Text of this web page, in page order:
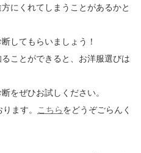
にくれてしまうことがあるかと
してもらいましょう！
ことができると、お洋服選びは
をぜひお試しください。
ます。
こちらをどうぞごらんく